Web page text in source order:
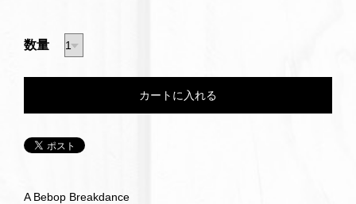
数量
A Bebop Breakdance